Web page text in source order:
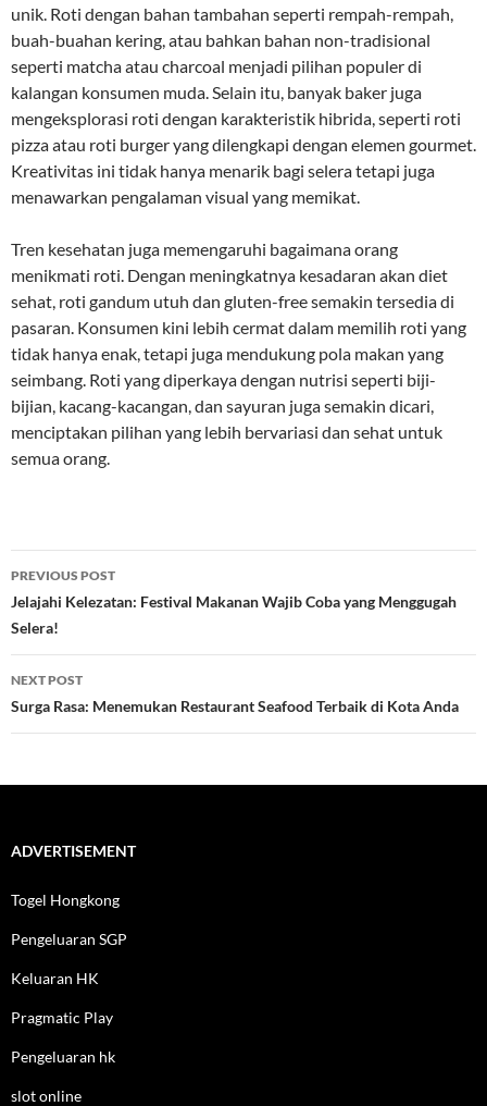
unik. Roti dengan bahan tambahan seperti rempah-rempah,
buah-buahan kering, atau bahkan bahan non-tradisional
seperti matcha atau charcoal menjadi pilihan populer di
kalangan konsumen muda. Selain itu, banyak baker juga
mengeksplorasi roti dengan karakteristik hibrida, seperti roti
pizza atau roti burger yang dilengkapi dengan elemen gourmet.
Kreativitas ini tidak hanya menarik bagi selera tetapi juga
menawarkan pengalaman visual yang memikat.
Tren kesehatan juga memengaruhi bagaimana orang
menikmati roti. Dengan meningkatnya kesadaran akan diet
sehat, roti gandum utuh dan gluten-free semakin tersedia di
pasaran. Konsumen kini lebih cermat dalam memilih roti yang
tidak hanya enak, tetapi juga mendukung pola makan yang
seimbang. Roti yang diperkaya dengan nutrisi seperti biji-
bijian, kacang-kacangan, dan sayuran juga semakin dicari,
menciptakan pilihan yang lebih bervariasi dan sehat untuk
semua orang.
Post
navigation
PREVIOUS POST
Jelajahi Kelezatan: Festival Makanan Wajib Coba yang Menggugah
Selera!
NEXT POST
Surga Rasa: Menemukan Restaurant Seafood Terbaik di Kota Anda
ADVERTISEMENT
Togel Hongkong
Pengeluaran SGP
Keluaran HK
Pragmatic Play
Pengeluaran hk
slot online